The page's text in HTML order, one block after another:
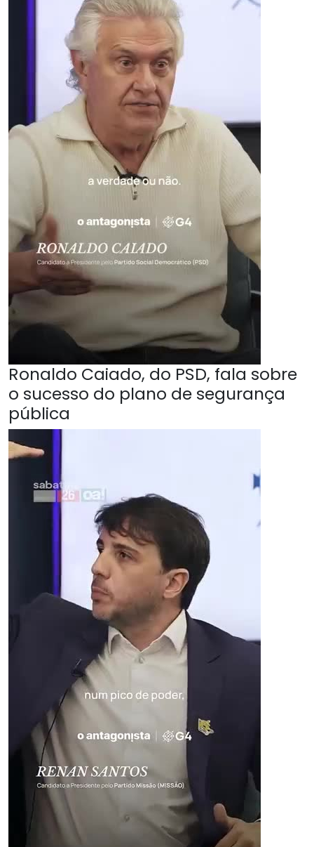
Ronaldo Caiado, do PSD, fala sobre
o sucesso do plano de segurança
pública